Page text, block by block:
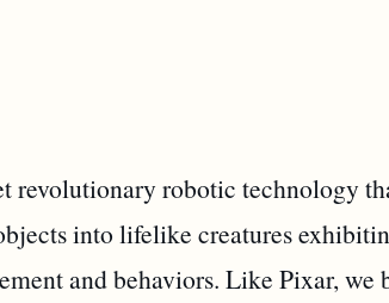
revolutionary robotic technology
into lifelike creatures
and behaviors. Like Pixar, we